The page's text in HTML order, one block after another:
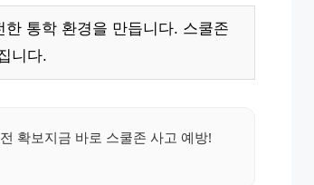
통학 환경을 만듭니다. 스쿨존
니다.
확보지금 바로 스쿨존 사고 예방!